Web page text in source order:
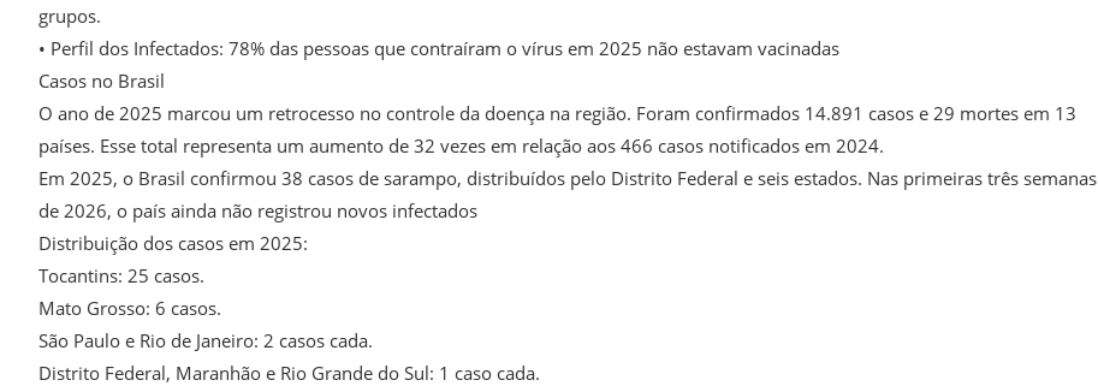
grupos.
• Perfil dos Infectados: 78% das pessoas que contraíram o vírus em 2025 não estavam vacinadas
Casos no Brasil
O ano de 2025 marcou um retrocesso no controle da doença na região. Foram confirmados 14.891 casos e 29 mortes em 13
países. Esse total representa um aumento de 32 vezes em relação aos 466 casos notificados em 2024.
Em 2025, o Brasil confirmou 38 casos de sarampo, distribuídos pelo Distrito Federal e seis estados. Nas primeiras três semanas
de 2026, o país ainda não registrou novos infectados
Distribuição dos casos em 2025:
Tocantins: 25 casos.
Mato Grosso: 6 casos.
São Paulo e Rio de Janeiro: 2 casos cada.
Distrito Federal, Maranhão e Rio Grande do Sul: 1 caso cada.